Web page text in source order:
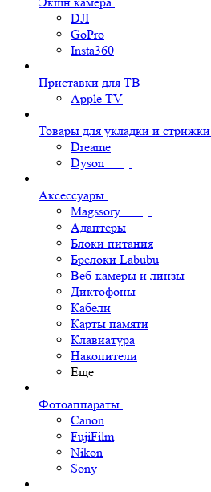
DJI
GoPro
Insta360
Приставки для ТВ
Apple TV
Товары для укладки и стрижки
Dreame
Dyson
Аксессуары
Magssory
Адаптеры
Блоки питания
Брелоки Labubu
Веб-камеры и линзы
Диктофоны
Кабели
Карты памяти
Клавиатура
Накопители
Еще
Фотоаппараты
Canon
FujiFilm
Nikon
Sony